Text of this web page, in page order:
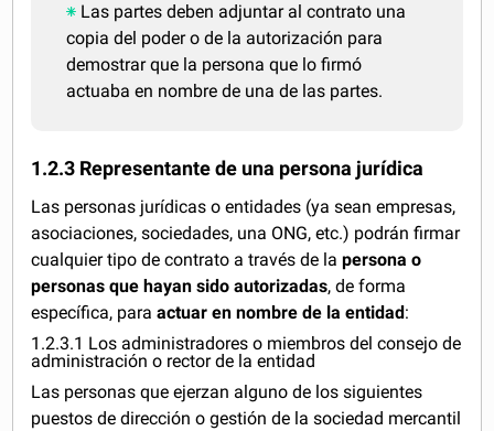
Las partes deben adjuntar al contrato una
copia del poder o de la autorización para
demostrar que la persona que lo firmó
actuaba en nombre de una de las partes.
1.2.3 Representante de una persona jurídica
Las personas jurídicas o entidades (ya sean empresas,
asociaciones, sociedades, una ONG, etc.) podrán firmar
cualquier tipo de contrato a través de lapersona o
personas que hayan sido autorizadas, de forma
específica, paraactuar en nombre de la entidad :
1.2.3.1 Los administradores o miembros del consejo de
administración o rector de la entidad
Las personas que ejerzan alguno de los siguientes
puestos de dirección o gestión de la sociedad mercantil